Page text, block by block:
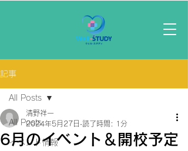
記事
All Posts
イベント情報
All Posts
6月のイベント＆開校予定
清野祥一
2024年5月27日 読了時間: 1分